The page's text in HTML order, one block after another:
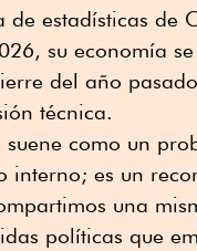
de estadísticas de
su economía
del año
técnica.
suene como un
interno; es un
una
políticas que